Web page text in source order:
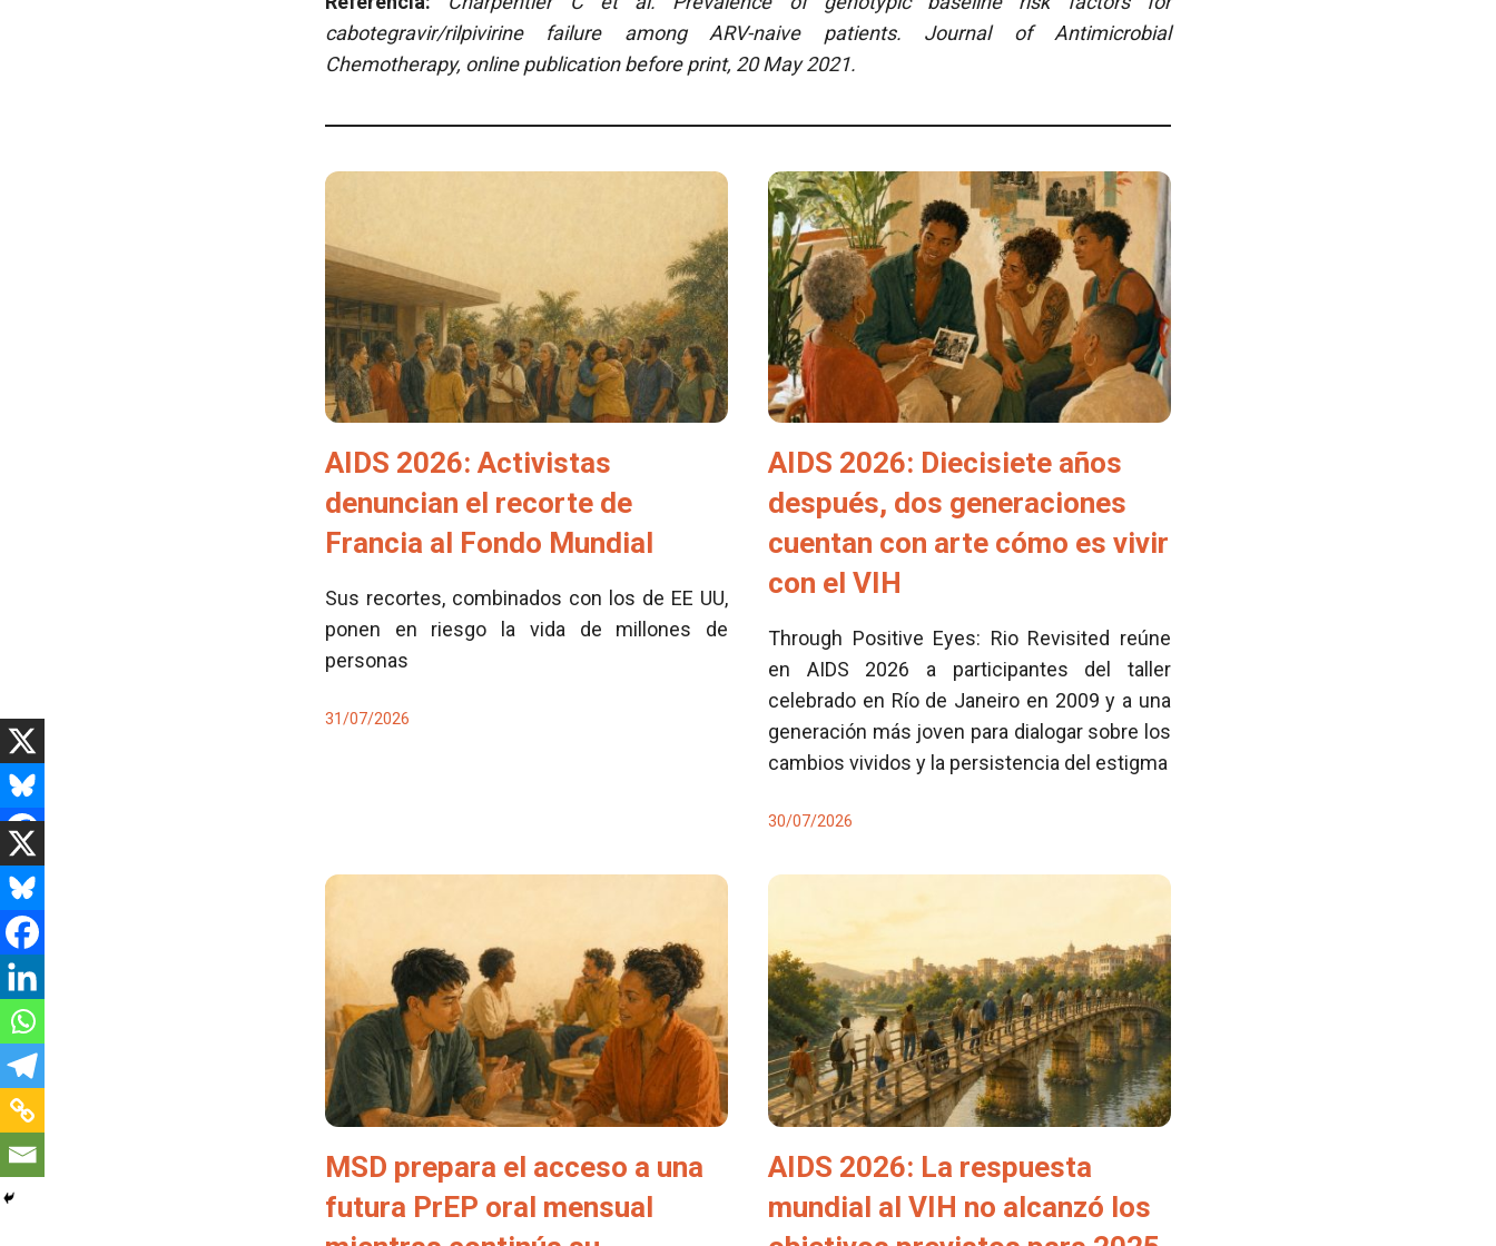
cabotegravir/rilpivirine failure among ARV-naive patients. Journal of Antimicrobial
Chemotherapy, online publication before print, 20 May 2021.
AIDS 2026: Activistas
denuncian el recorte de
Francia al Fondo Mundial
Sus recortes, combinados con los de EE UU,
ponen en riesgo la vida de millones de
personas
31/07/2026
AIDS 2026: Diecisiete años
después, dos generaciones
cuentan con arte cómo es vivir
con el VIH
Through Positive Eyes: Rio Revisited reúne
en AIDS 2026 a participantes del taller
celebrado en Río de Janeiro en 2009 y a una
generación más joven para dialogar sobre los
cambios vividos y la persistencia del estigma
30/07/2026
MSD prepara el acceso a una
futura PrEP oral mensual
AIDS 2026: La respuesta
mundial al VIH no alcanzó los